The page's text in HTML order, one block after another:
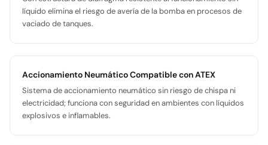
líquido elimina el riesgo de avería de la bomba en procesos de
vaciado de tanques.
Accionamiento Neumático Compatible con ATEX
Sistema de accionamiento neumático sin riesgo de chispa ni
electricidad; funciona con seguridad en ambientes con líquidos
explosivos e inflamables.